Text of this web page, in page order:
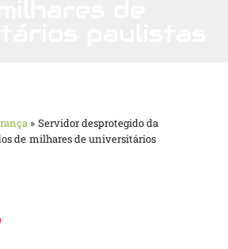
» Servidor desprotegido da
de milhares de universitários